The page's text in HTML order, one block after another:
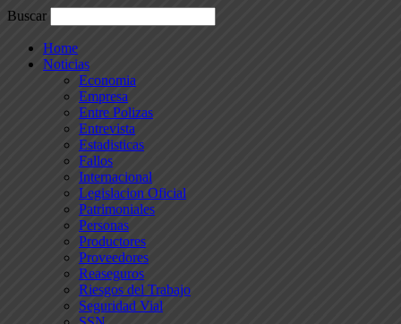
Buscar
Home
Noticias
Economia
Empresa
Entre Polizas
Entrevista
Estadisticas
Fallos
Internacional
Legislacion Oficial
Patrimoniales
Personas
Productores
Proveedores
Reaseguros
Riesgos del Trabajo
Seguridad Vial